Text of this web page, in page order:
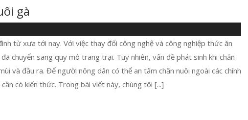
gà
từ xưa tới nay. Với việc thay đổi công nghệ và công nghiệp thức ăn
chuyển sang quy mô trang trại. Tuy nhiên, vấn đề phát sinh khi chăn
và đầu ra. Để người nông dân có thể an tâm chăn nuôi ngoài các chính
có kiến thức. Trong bài viết này, chúng tôi [...]